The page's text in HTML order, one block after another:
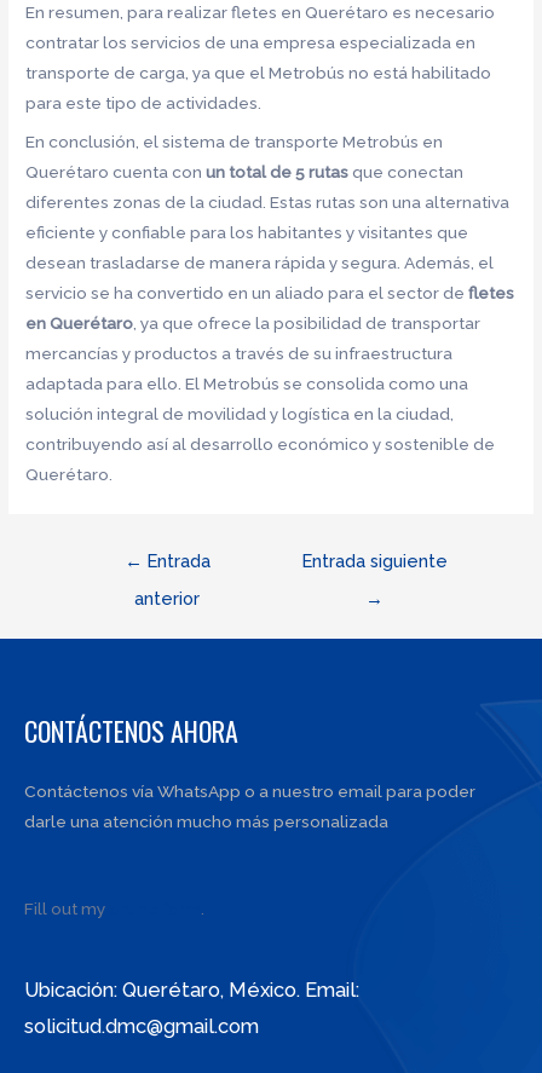
En resumen, para realizar fletes en Querétaro es necesario
contratar los servicios de una empresa especializada en
transporte de carga, ya que el Metrobús no está habilitado
para este tipo de actividades.
En conclusión, el sistema de transporte Metrobús en
Querétaro cuenta conun total de 5 rutasque conectan
diferentes zonas de la ciudad. Estas rutas son una alternativa
eficiente y confiable para los habitantes y visitantes que
desean trasladarse de manera rápida y segura. Además, el
servicio se ha convertido en un aliado para el sector defletes
en Querétaro , ya que ofrece la posibilidad de transportar
mercancías y productos a través de su infraestructura
adaptada para ello. El Metrobús se consolida como una
solución integral de movilidad y logística en la ciudad,
contribuyendo así al desarrollo económico y sostenible de
Querétaro.
Navegación
← Entrada
anterior
Entrada siguiente
→
CONTÁCTENOS AHORA
Contáctenos vía WhatsApp o a nuestro email para poder
darle una atención mucho más personalizada
Fill out my
Ubicación: Querétaro, México. Email:
solicitud.dmc@gmail.com